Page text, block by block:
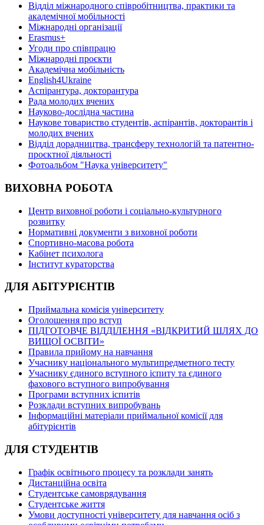
Відділ міжнародного співробітництва, практики та
академічної мобільності
Міжнародні організації
Erasmus+
Угоди про співпрацю
Міжнародні проєкти
Академічна мобільність
English4Ukraine
Аспірантура, докторантура
Рада молодих вчених
Науково-дослідна частина
Наукове товариство студентів, аспірантів, докторантів і
молодих вчених
Відділ дорадництва, трансферу технологій та патентно-
проєктної діяльності
Фотоальбом "Наука університету"
ВИХОВНА РОБОТА
Центр виховної роботи і соціально-культурного
розвитку
Нормативні документи з виховної роботи
Спортивно-масова робота
Кабінет психолога
Інститут кураторства
ДЛЯ АБІТУРІЄНТІВ
Приймальна комісія університету
Оголошення про вступ
ПІДГОТОВЧЕ ВІДДІЛЕННЯ «ВІДКРИТИЙ ШЛЯХ ДО
ВИЩОЇ ОСВІТИ»
Правила прийому на навчання
Учаснику національного мультипредметного тесту
Учаснику єдиного вступного іспиту та єдиного
фахового вступного випробування
Програми вступних іспитів
Розклади вступних випробувань
Інформаційні матеріали приймальної комісії для
абітурієнтів
ДЛЯ СТУДЕНТІВ
Графік освітнього процесу та розклади занять
Дистанційна освіта
Студентське самоврядування
Студентське життя
Умови доступності університету для навчання осіб з